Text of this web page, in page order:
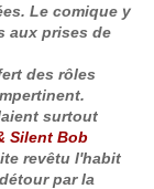
Le comique y
aux prises de
des rôles
surtout
Silent Bob
revêtu l'habit
par la